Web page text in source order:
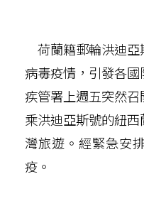
荷蘭籍郵輪洪迪亞
病毒疫情，引發各
疾管署上週五突然
乘洪迪亞斯號的紐
灣旅遊。經緊急安
疫。